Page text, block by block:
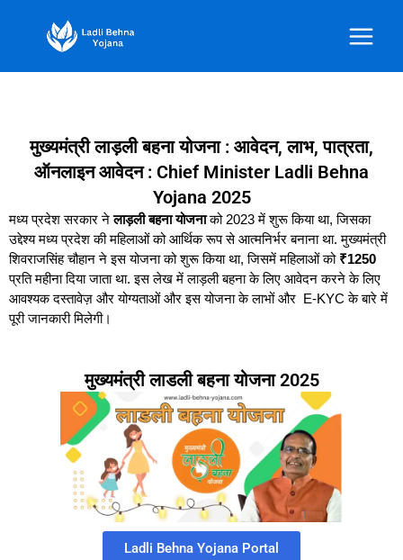
मुख्यमंत्री लाड़ली बहना योजना : आवेदन, लाभ, पात्रता,
ऑनलाइन आवेदन : Chief Minister Ladli Behna
Yojana 2025
मध्य प्रदेश सरकार ने लाड़ली बहना योजना को2023में शुरू किया था,जिसका
उद्देश्य मध्य प्रदेश की महिलाओं को आर्थिक रूप से आत्मनिर्भर बनाना था.मुख्यमंत्री
शिवराजसिंह चौहान नेइसयोजना को शुरू किया था,जिसमें महिलाओं को₹1250
प्रति महीना दिया जाता था.इस लेख में लाड़ली बहना के लिए आवेदन करने के लिए
आवश्यक दस्तावेज़ औरयोग्यताओंऔर इसयोजना के लाभोंऔर E-KYCके बारे में
पूरी जानकारी मिलेगी।
मुख्यमंत्री लाडली बहना योजना 2025
Ladli Behna Yojana Portal